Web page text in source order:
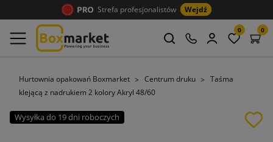
Strefa profesjonalistów Wejdź
0 0
Hurtownia opakowań Boxmarket Centrum druku
Taśma
klejącą z nadrukiem 2 kolory Akryl 48/60
Wysyłka do 19 dni roboczych